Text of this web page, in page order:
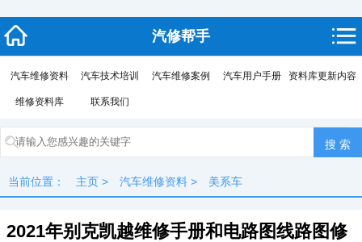
汽修帮手
汽车维修资料 汽车技术培训 汽车维修案例 汽车用户手册 资料库更新内容
维修资料库 联系我们
当前位置： 主页 > 汽车维修资料 > 美系车
2021年别克凯越维修手册和电路图线路图修